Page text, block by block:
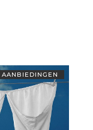
AANBIEDINGEN